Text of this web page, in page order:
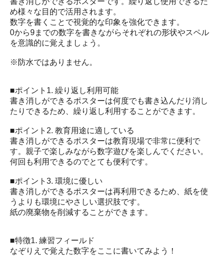
め様々な目的で活用されます。
数字を書くことで視覚的な印象を強化できます。
0から9までの数字を書きながらそれぞれの形状やスペル
を意識的に覚えましょう。
※防水ではありません。
■ポイント1. 繰り返し利用可能
書き消しができるポスターは何度でも書き込んだり消し
たりできるため、繰り返し利用することができます。
■ポイント2. 教育用途に適している
書き消しができるポスターは教育現場で非常に便利で
す。親子で楽しみながら数字遊びを楽しんでください。
何回も利用できるのでとても便利です。
■ポイント3. 環境に優しい
書き消しができるポスターは再利用できるため、紙を使
うよりも環境にやさしい選択肢です。
紙の廃棄物を削減することができます。
■特徴1. 練習フィールド
なぞりえで覚えた数字をここに書いてみよう！